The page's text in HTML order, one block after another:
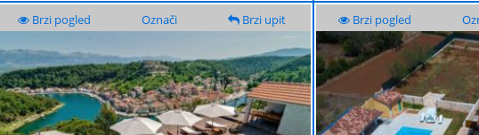
Brzi pogled Označi Brzi upit Brzi pogled